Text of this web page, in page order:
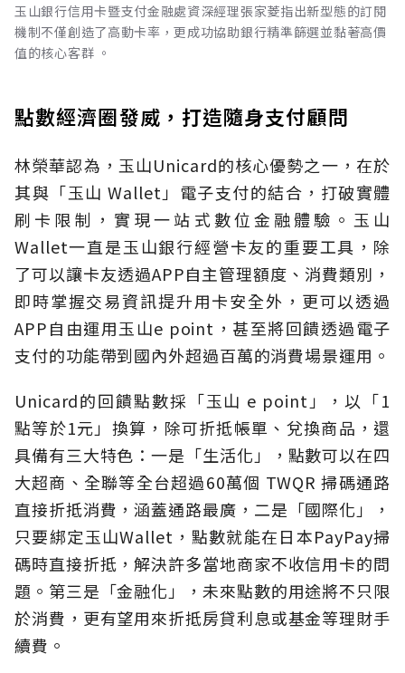
玉山銀行信用卡暨支付金融處資深經理張家菱指出新型態的訂閱
機制不僅創造了高動卡率，更成功協助銀行精準篩選並黏著高價
值的核心客群 。
點數經濟圈發威，打造隨身支付顧問
林榮華認為，玉山Unicard的核心優勢之一，在於
其與「玉山 Wallet」電子支付的結合，打破實體
刷卡限制，實現一站式數位金融體驗。玉山
Wallet一直是玉山銀行經營卡友的重要工具，除
了可以讓卡友透過APP自主管理額度、消費類別，
即時掌握交易資訊提升用卡安全外，更可以透過
APP自由運用玉山e point，甚至將回饋透過電子
支付的功能帶到國內外超過百萬的消費場景運用。
Unicard的回饋點數採「玉山 e point」，以「1
點等於1元」換算，除可折抵帳單、兌換商品，還
具備有三大特色：一是「生活化」，點數可以在四
大超商、全聯等全台超過60萬個 TWQR 掃碼通路
直接折抵消費，涵蓋通路最廣，二是「國際化」，
只要綁定玉山Wallet，點數就能在日本PayPay掃
碼時直接折抵，解決許多當地商家不收信用卡的問
題。第三是「金融化」，未來點數的用途將不只限
於消費，更有望用來折抵房貸利息或基金等理財手
續費。